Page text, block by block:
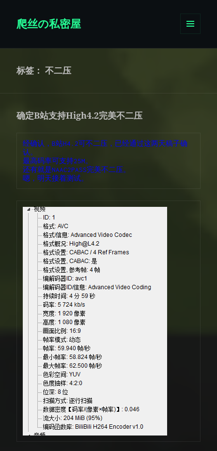
爬丝の私密屋
挂件
标签：不二压
确定B站支持High4.2完美不二压
经确认，B站H4.2可不二压，已经通过这两天稿子确
认。
最高码率可支持25M。
还有就是NAAC2PASS完美不二压。
嗯，明天接着测试。